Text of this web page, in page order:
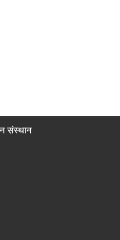
संस्थान